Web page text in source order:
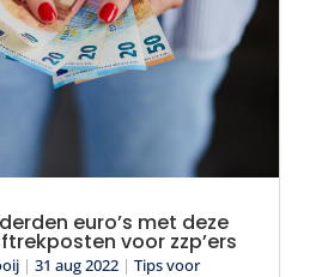
euro’s met deze
voor zzp’ers
| 31 aug 2022| Tips voor